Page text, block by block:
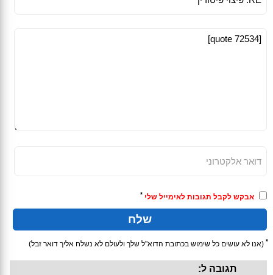
אבקש לקבל תגובות לאימייל שלי *
* (אנו לא עושים כל שימוש בכתובת הדוא"ל שלך ולעולם לא נשלח אליך דואר זבל)
תגובה ל: